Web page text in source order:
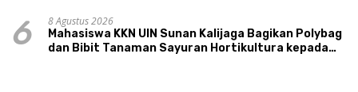
6
8 Agustus 2026
Mahasiswa KKN UIN Sunan Kalijaga Bagikan Polybag
dan Bibit Tanaman Sayuran Hortikultura kepada